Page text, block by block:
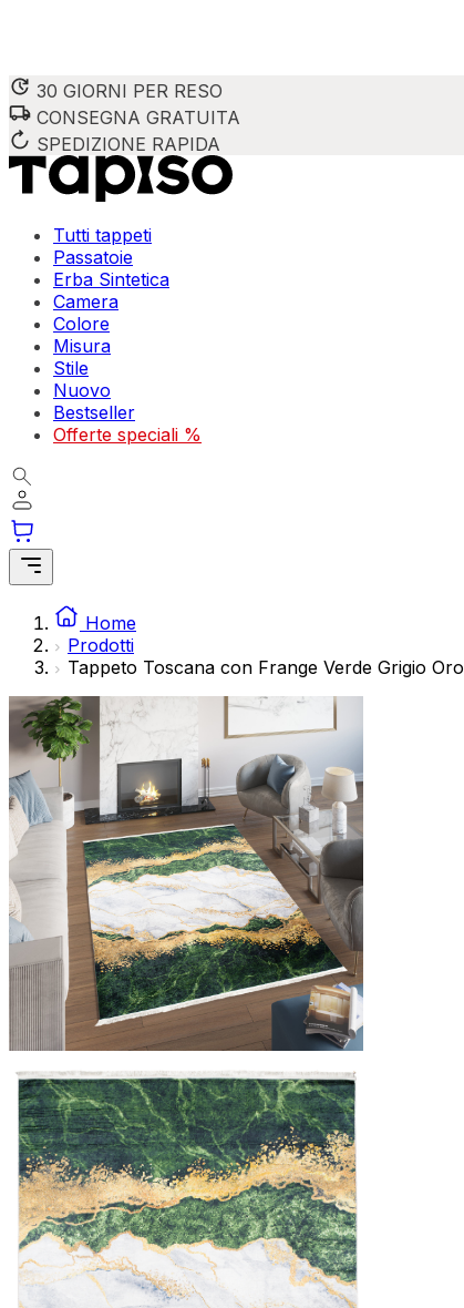
30 GIORNI PER RESO
CONSEGNA GRATUITA
SPEDIZIONE RAPIDA
Tutti tappeti
Passatoie
Erba Sintetica
Camera
Colore
Misura
Stile
Nuovo
Bestseller
Offerte speciali %
Home
Prodotti
Tappeto Toscana con Frange Verde Grigio Oro